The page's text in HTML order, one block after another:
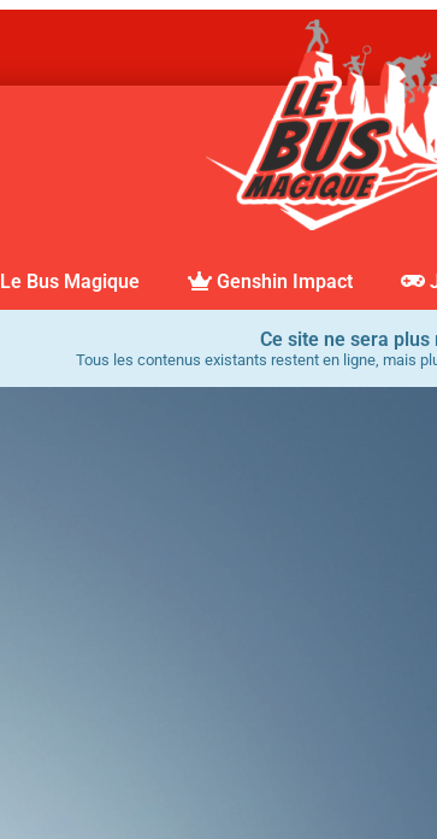
Le Bus Magique Genshin Impact
Ce site ne sera plus
Tous les contenus existants restent en ligne, mais